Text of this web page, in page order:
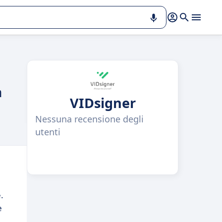
VIDsigner
Nessuna recensione degli
utenti